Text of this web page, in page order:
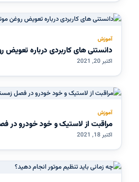
آموزش
دانستنی های کاربردی درباره تعویض
اکتبر 20, 2021
آموزش
مراقبت از لاستیک و خود خودرو در
اکتبر 18, 2021